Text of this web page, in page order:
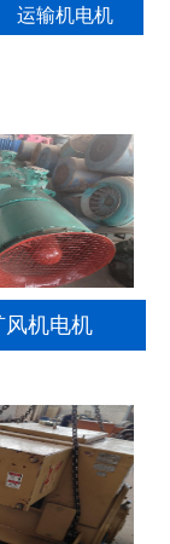
运输机电机
风机电机